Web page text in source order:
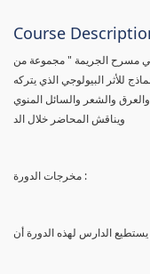
Course
في مسرح الجريمة " مجموعة من
للأثر البيولوجي الذي يتركه
والشعر والسائل المنوي
ويناقش المحاضر خلال الد
مخرجات الدورة :